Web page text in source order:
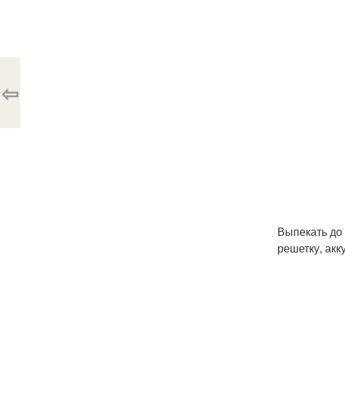
Выпекать до
решетку,
⇦